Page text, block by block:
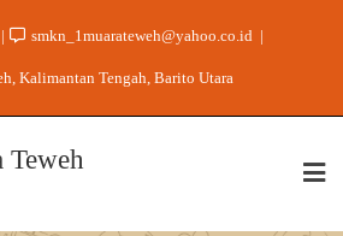
smkn_1muarateweh@yahoo.co.id
Kalimantan Tengah, Barito Utara